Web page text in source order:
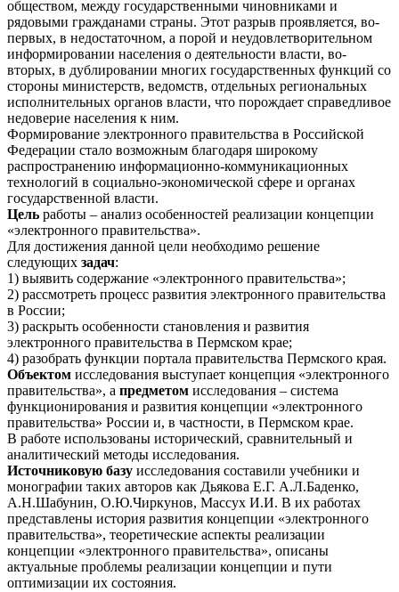
обществом, между государственными чиновниками и
рядовыми гражданами страны. Этот разрыв проявляется, во-
первых, в недостаточном, а порой и неудовлетворительном
информировании населения о деятельности власти, во-
вторых, в дублировании многих государственных функций со
стороны министерств, ведомств, отдельных региональных
исполнительных органов власти, что порождает справедливое
недоверие населения к ним.
Формирование электронного правительства в Российской
Федерации стало возможным благодаря широкому
распространению информационно-коммуникационных
технологий в социально-экономической сфере и органах
государственной власти.
Цель работы – анализ особенностей реализации концепции
«электронного правительства».
Для достижения данной цели необходимо решение
следующих задач:
1) выявить содержание «электронного правительства»;
2) рассмотреть процесс развития электронного правительства
в России;
3) раскрыть особенности становления и развития
электронного правительства в Пермском крае;
4) разобрать функции портала правительства Пермского края.
Объектом исследования выступает концепция «электронного
правительства», а предметом исследования – система
функционирования и развития концепции «электронного
правительства» России и, в частности, в Пермском крае.
В работе использованы исторический, сравнительный и
аналитический методы исследования.
Источниковую базу исследования составили учебники и
монографии таких авторов как Дьякова Е.Г. А.Л.Баденко,
А.Н.Шабунин, О.Ю.Чиркунов, Массух И.И. В их работах
представлены история развития концепции «электронного
правительства», теоретические аспекты реализации
концепции «электронного правительства», описаны
актуальные проблемы реализации концепции и пути
оптимизации их состояния.